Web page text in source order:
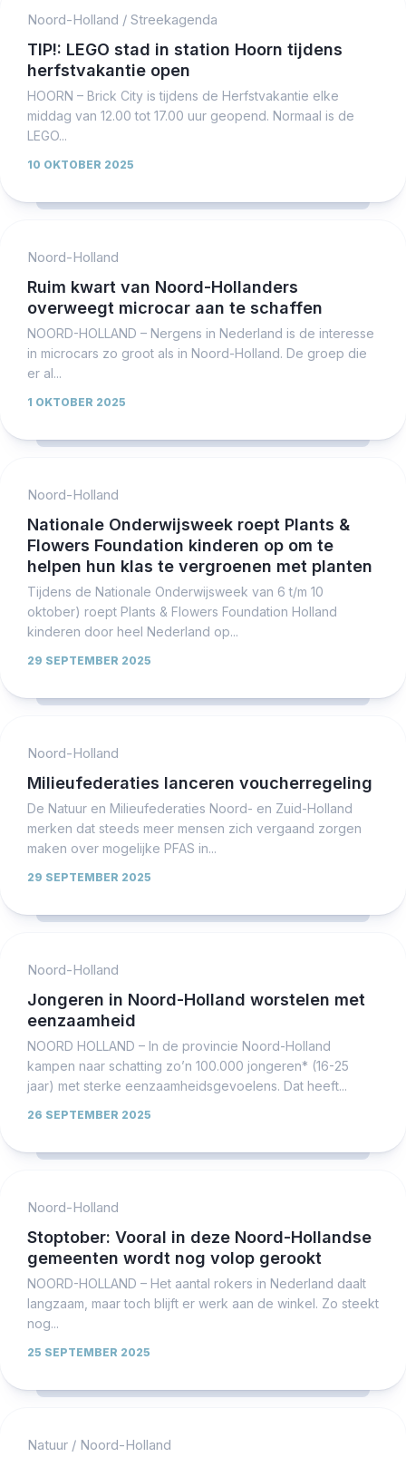
Noord-Holland / Streekagenda
TIP!: LEGO stad in station Hoorn tijdens
herfstvakantie open
HOORN – Brick City is tijdens de Herfstvakantie elke
middag van 12.00 tot 17.00 uur geopend. Normaal is de
LEGO...
10 OKTOBER 2025
Noord-Holland
Ruim kwart van Noord-Hollanders
overweegt microcar aan te schaffen
NOORD-HOLLAND – Nergens in Nederland is de interesse
in microcars zo groot als in Noord-Holland. De groep die
er al...
1 OKTOBER 2025
Noord-Holland
Nationale Onderwijsweek roept Plants &
Flowers Foundation kinderen op om te
helpen hun klas te vergroenen met planten
Tijdens de Nationale Onderwijsweek van 6 t/m 10
oktober) roept Plants & Flowers Foundation Holland
kinderen door heel Nederland op...
29 SEPTEMBER 2025
Noord-Holland
Milieufederaties lanceren voucherregeling
De Natuur en Milieufederaties Noord- en Zuid-Holland
merken dat steeds meer mensen zich vergaand zorgen
maken over mogelijke PFAS in...
29 SEPTEMBER 2025
Noord-Holland
Jongeren in Noord-Holland worstelen met
eenzaamheid
NOORD HOLLAND – In de provincie Noord-Holland
kampen naar schatting zo’n 100.000 jongeren* (16-25
jaar) met sterke eenzaamheidsgevoelens. Dat heeft...
26 SEPTEMBER 2025
Noord-Holland
Stoptober: Vooral in deze Noord-Hollandse
gemeenten wordt nog volop gerookt
NOORD-HOLLAND – Het aantal rokers in Nederland daalt
langzaam, maar toch blijft er werk aan de winkel. Zo steekt
nog...
25 SEPTEMBER 2025
Natuur / Noord-Holland